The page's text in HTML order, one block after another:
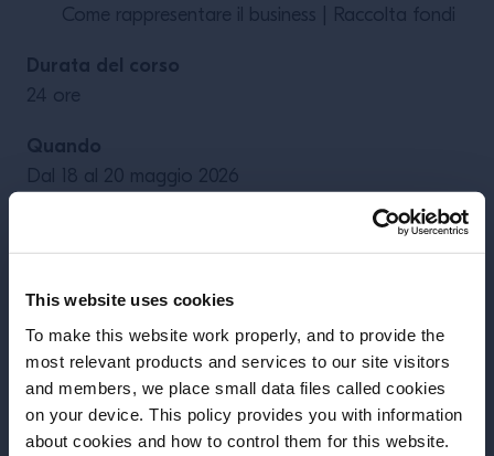
This website uses cookies
To make this website work properly, and to provide the
most relevant products and services to our site visitors
and members, we place small data files called cookies
on your device. This policy provides you with information
about cookies and how to control them for this website.
Come rappresentare il business | Raccolta fondi
Durata del corso
24 ore
Quando
Dal 18 al 20 maggio 2026
Dove
Disponibilità
20 posti
Docenti